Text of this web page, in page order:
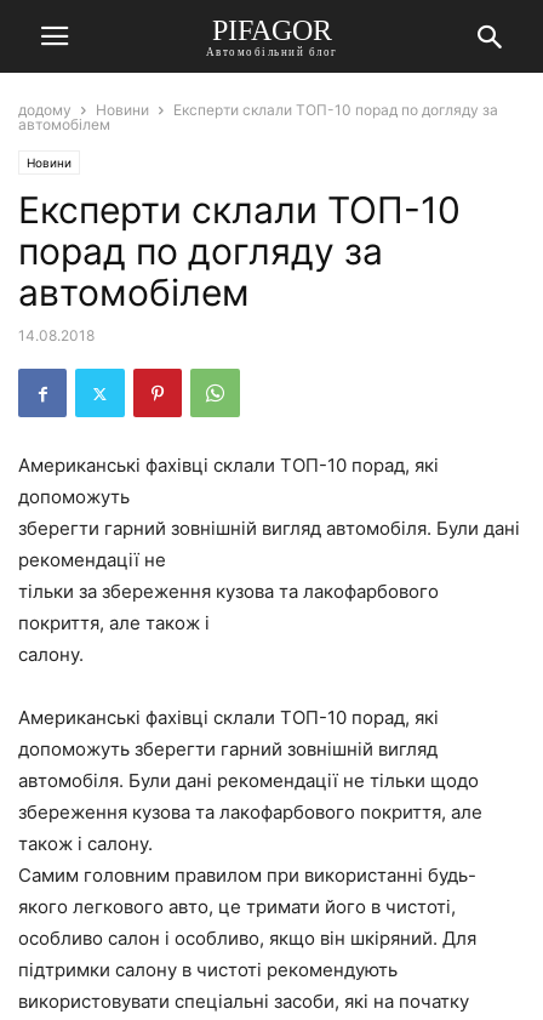
PIFAGOR
Автомобільний блог
додому Новини
Експерти склали ТОП-10 порад по догляду за
автомобілем
Новини
Експерти склали ТОП-10
порад по догляду за
автомобілем
14.08.2018
Американські фахівці склали ТОП-10 порад, які
допоможуть
зберегти гарний зовнішній вигляд автомобіля. Були дані
рекомендації не
тільки за збереження кузова та лакофарбового
покриття, але також і
салону.
Американські фахівці склали ТОП-10 порад, які
допоможуть зберегти гарний зовнішній вигляд
автомобіля. Були дані рекомендації не тільки щодо
збереження кузова та лакофарбового покриття, але
також і салону.
Самим головним правилом при використанні будь-
якого легкового авто, це тримати його в чистоті,
особливо салон і особливо, якщо він шкіряний. Для
підтримки салону в чистоті рекомендують
використовувати спеціальні засоби, які на початку